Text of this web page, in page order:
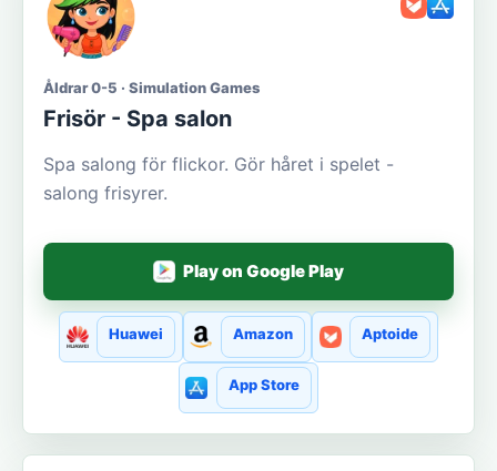
Åldrar 0-5 · Simulation Games
Frisör - Spa salon
Spa salong för flickor. Gör håret i spelet -
salong frisyrer.
Play on Google Play
Huawei Amazon Aptoide
App Store